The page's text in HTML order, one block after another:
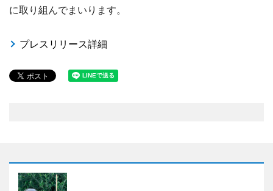
に取り組んでまいります。
プレスリリース詳細